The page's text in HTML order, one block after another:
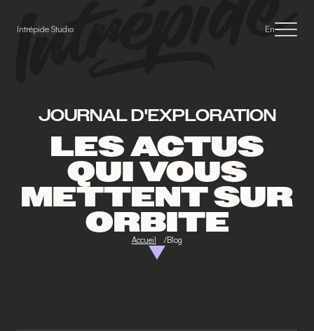
Intrépide Studio En
JOURNAL D'EXPLORATION
LES ACTUS
QUI VOUS
METTENT SUR
ORBITE
Accueil Blog